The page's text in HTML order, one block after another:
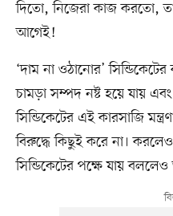
দিতো, নিজেরা কাজ করতো,
আগেই!
‘দাম না ওঠানোর’
চামড়া সম্পদ নষ্ট হয়ে যায়
সিন্ডিকেটের এই কারসাজি
বিরুদ্ধে কিছুই করে না। করলেও
সিন্ডিকেটের পক্ষে যায় বললেও